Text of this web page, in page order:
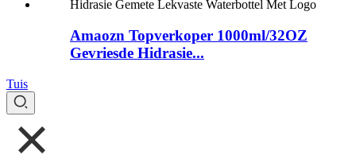
Amaozn Topverkoper 1000ml/32OZ
Gevriesde Hidrasie...
Tuis